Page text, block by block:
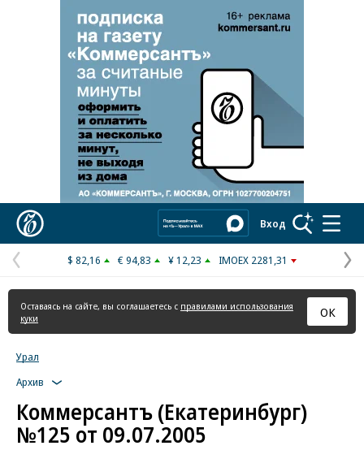
Реклама в «Ъ» www.kommersant.ru/ad
Вход
Предыдущая
страница
$ 82,16 € 94,83 ¥ 12,23 IMOEX 2281,31
Оставаясь на сайте, вы соглашаетесь с правилами использования
куки
ОК
Урал
Архив
Коммерсантъ (Екатеринбург)
№125 от 09.07.2005